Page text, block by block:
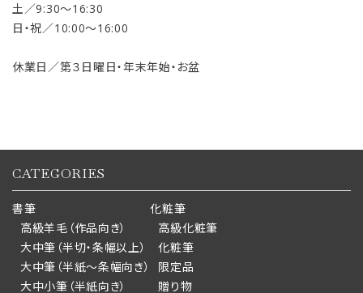
土／9:30〜16:30
日・祝／10:00〜16:00
休業日／第３日曜日・年末年始・お盆
CATEGORIES
書筆
高級羊毛（作品向き）
大中筆（半切・条幅以上）
大中筆（半紙～条幅向き）
大中小筆（半紙向き）
化粧筆
高級化粧筆
化粧筆
限定品
贈り物